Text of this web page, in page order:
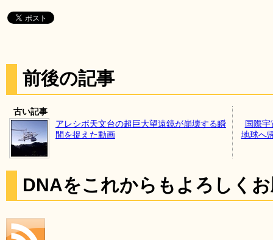
前後の記事
古い記事
アレシボ天文台の超巨大望遠鏡が崩壊する瞬
間を捉えた動画
国際
地球へ
DNAをこれからもよろしく